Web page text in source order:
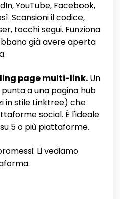
YouTube, Facebook,
Scansioni il codice,
tocchi segui. Funziona
già avere aperta
page multi-link. Un
a una pagina hub
in stile Linktree) che
social. È l'ideale
5 o più piattaforme.
Li vediamo